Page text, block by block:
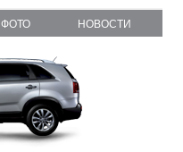
ФОТО НОВОСТИ